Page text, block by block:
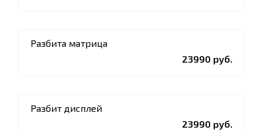
Разбита матрица
23990 руб.
Разбит дисплей
23990 руб.